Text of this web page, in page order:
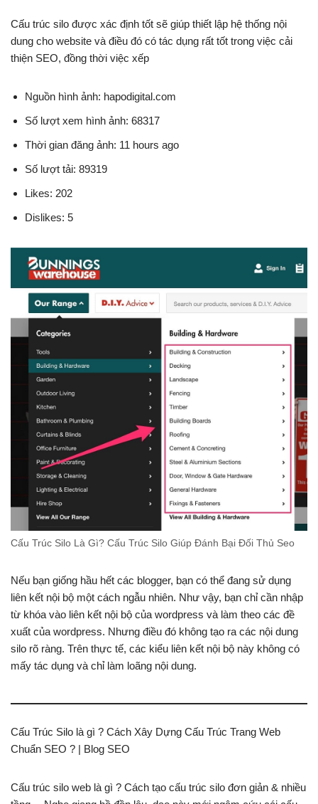
Cấu trúc silo được xác định tốt sẽ giúp thiết lập hệ thống nội
dung cho website và điều đó có tác dụng rất tốt trong việc cải
thiện SEO, đồng thời việc xếp
Nguồn hình ảnh: hapodigital.com
Số lượt xem hình ảnh: 68317
Thời gian đăng ảnh: 11 hours ago
Số lượt tải: 89319
Likes: 202
Dislikes: 5
Cấu Trúc Silo Là Gì? Cấu Trúc Silo Giúp Đánh Bại Đối Thủ Seo
Nếu bạn giống hầu hết các blogger, bạn có thể đang sử dụng
liên kết nội bộ một cách ngẫu nhiên. Như vậy, bạn chỉ cần nhập
từ khóa vào liên kết nội bộ của wordpress và làm theo các đề
xuất của wordpress. Nhưng điều đó không tạo ra các nội dung
silo rõ ràng. Trên thực tế, các kiểu liên kết nội bộ này không có
mấy tác dụng và chỉ làm loãng nội dung.
Cấu Trúc Silo là gì ? Cách Xây Dựng Cấu Trúc Trang Web
Chuẩn SEO ? | Blog SEO
Cấu trúc silo web là gì ? Cách tạo cấu trúc silo đơn giản & nhiều